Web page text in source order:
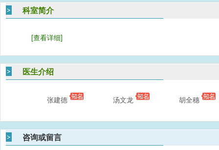
科室简介
[查看详细]
医生介绍
张建德 汤文龙 胡全穗